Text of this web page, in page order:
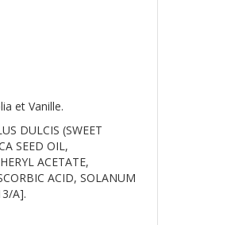
et Vanille.
DULCIS (SWEET
SEED OIL,
ACETATE,
ACID, SOLANUM
A].